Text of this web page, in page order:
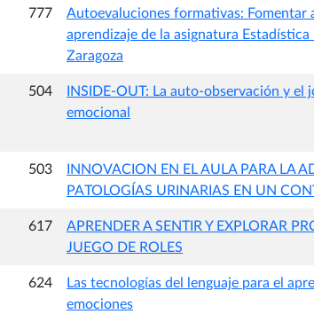
777
Autoevaluciones formativas: Fomentar
aprendizaje de la asignatura
Zaragoza
504
INSIDE-OUT: La auto-observación y
emocional
503
INNOVACION EN EL AULA PARA LA
PATOLOGÍAS URINARIAS EN UN
617
APRENDER A SENTIR Y EXPLORAR
JUEGO DE ROLES
624
Las tecnologías del lenguaje para el
emociones